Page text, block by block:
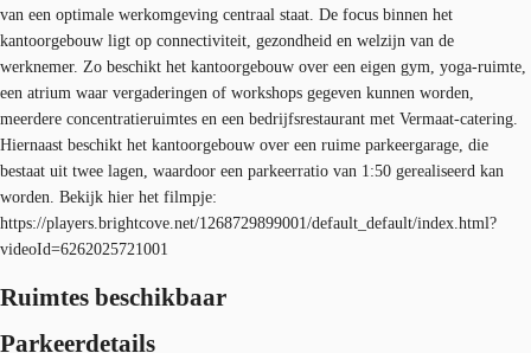
van een optimale werkomgeving centraal staat. De focus binnen het
kantoorgebouw ligt op connectiviteit, gezondheid en welzijn van de
werknemer. Zo beschikt het kantoorgebouw over een eigen gym, yoga-ruimte,
een atrium waar vergaderingen of workshops gegeven kunnen worden,
meerdere concentratieruimtes en een bedrijfsrestaurant met Vermaat-catering.
Hiernaast beschikt het kantoorgebouw over een ruime parkeergarage, die
bestaat uit twee lagen, waardoor een parkeerratio van 1:50 gerealiseerd kan
worden. Bekijk hier het filmpje:
https://players.brightcove.net/1268729899001/default_default/index.html?
videoId=6262025721001
Ruimtes beschikbaar
Parkeerdetails